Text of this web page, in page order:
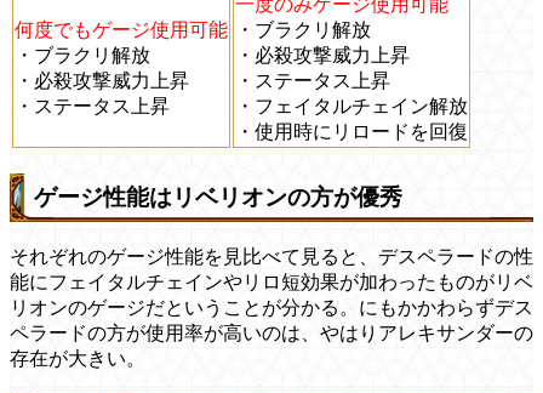
何度でもゲージ使用可能
・ブラクリ解放
・必殺攻撃威力上昇
・ステータス上昇
一度のみゲージ使用可能
・ブラクリ解放
・必殺攻撃威力上昇
・ステータス上昇
・フェイタルチェイン解放
・使用時にリロードを回復
ゲージ性能はリベリオンの方が優秀
それぞれのゲージ性能を見比べて見ると、デスペラードの性
能にフェイタルチェインやリロ短効果が加わったものがリベ
リオンのゲージだということが分かる。にもかかわらずデス
ペラードの方が使用率が高いのは、やはりアレキサンダーの
存在が大きい。